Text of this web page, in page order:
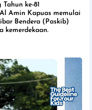
ke-81
Amin Kapuas memulai
Bendera (Paskib)
kemerdekaan.